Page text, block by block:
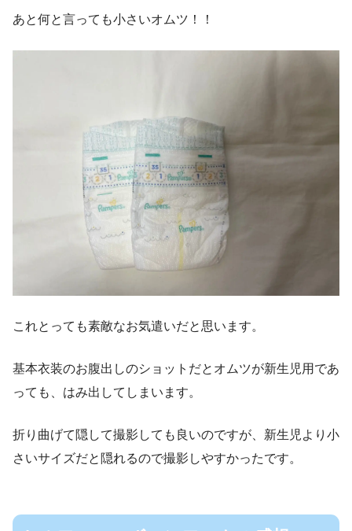
あと何と言っても小さいオムツ！！
これとっても素敵なお気遣いだと思います。
基本衣装のお腹出しのショットだとオムツが新生児用であ
っても、はみ出してしまいます。
折り曲げて隠して撮影しても良いのですが、新生児より小
さいサイズだと隠れるので撮影しやすかったです。